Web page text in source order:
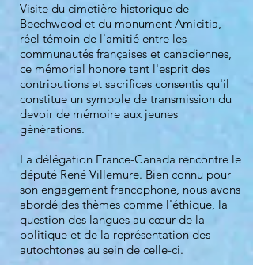
Visite du cimetière historique de
Beechwood et du monument Amicitia,
réel témoin de l'amitié entre les
communautés françaises et canadiennes,
ce mémorial honore tant l'esprit des
contributions et sacrifices consentis qu'il
constitue un symbole de transmission du
devoir de mémoire aux jeunes
générations.
La délégation France-Canada rencontre le
député René Villemure. Bien connu pour
son engagement francophone, nous avons
abordé des thèmes comme l'éthique, la
question des langues au cœur de la
politique et de la représentation des
autochtones au sein de celle-ci.